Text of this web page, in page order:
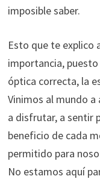
imposible saber.
Esto que te explico
importancia,
óptica correcta, la
Vinimos al mundo a
a disfrutar, a sentir
beneficio de cada
permitido para
No estamos aquí